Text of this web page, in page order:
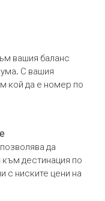
вашия баланс
С вашия
кой да е номер по
да
дестинация по
с ниските цени на